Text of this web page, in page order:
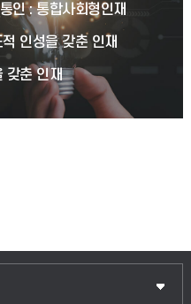
인 : 통합사회형인재
인성을 갖춘 인재
갖춘 인재